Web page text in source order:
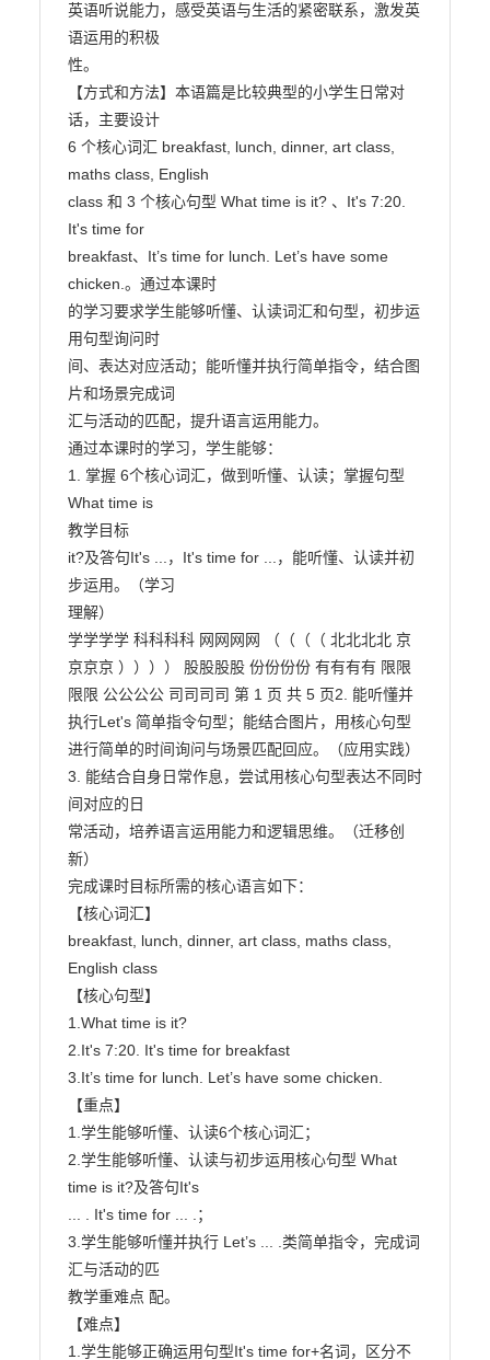
英语听说能力，感受英语与生活的紧密联系，激发英
语运用的积极
性。
【方式和方法】本语篇是比较典型的小学生日常对
话，主要设计
6 个核心词汇 breakfast, lunch, dinner, art class,
maths class, English
class 和 3 个核心句型 What time is it? 、It's 7:20.
It's time for
breakfast、It’s time for lunch. Let’s have some
chicken.。通过本课时
的学习要求学生能够听懂、认读词汇和句型，初步运
用句型询问时
间、表达对应活动；能听懂并执行简单指令，结合图
片和场景完成词
汇与活动的匹配，提升语言运用能力。
通过本课时的学习，学生能够：
1. 掌握 6个核心词汇，做到听懂、认读；掌握句型
What time is
教学目标
it?及答句It's ...，It's time for ...，能听懂、认读并初
步运用。（学习
理解）
学学学学 科科科科 网网网网 （（（（ 北北北北 京
京京京 ）））） 股股股股 份份份份 有有有有 限限
限限 公公公公 司司司司 第 1 页 共 5 页2. 能听懂并
执行Let's 简单指令句型；能结合图片，用核心句型
进行简单的时间询问与场景匹配回应。（应用实践）
3. 能结合自身日常作息，尝试用核心句型表达不同时
间对应的日
常活动，培养语言运用能力和逻辑思维。（迁移创
新）
完成课时目标所需的核心语言如下：
【核心词汇】
breakfast, lunch, dinner, art class, maths class,
English class
【核心句型】
1.What time is it?
2.It's 7:20. It's time for breakfast
3.It’s time for lunch. Let’s have some chicken.
【重点】
1.学生能够听懂、认读6个核心词汇；
2.学生能够听懂、认读与初步运用核心句型 What
time is it?及答句It's
... . It's time for ... .；
3.学生能够听懂并执行 Let’s ... .类简单指令，完成词
汇与活动的匹
教学重难点 配。
【难点】
1.学生能够正确运用句型It's time for+名词，区分不